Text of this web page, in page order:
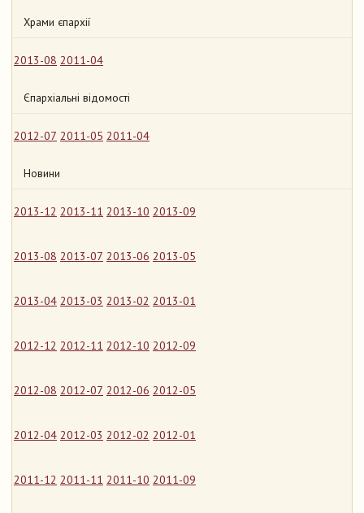
Храми єпархії
2013-08 2011-04
Єпархіальні відомості
2012-07 2011-05 2011-04
Новини
2013-12 2013-11 2013-10 2013-09
2013-08 2013-07 2013-06 2013-05
2013-04 2013-03 2013-02 2013-01
2012-12 2012-11 2012-10 2012-09
2012-08 2012-07 2012-06 2012-05
2012-04 2012-03 2012-02 2012-01
2011-12 2011-11 2011-10 2011-09